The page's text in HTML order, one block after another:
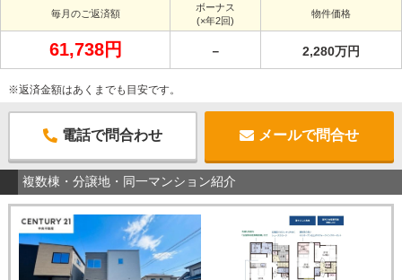
毎月のご返済額
ボーナス
(×年2回)
物件価格
61,738円 － 2,280万円
※返済金額はあくまでも目安です。
電話で問合わせ メールで問合せ
複数棟・分譲地・同一マンション紹介